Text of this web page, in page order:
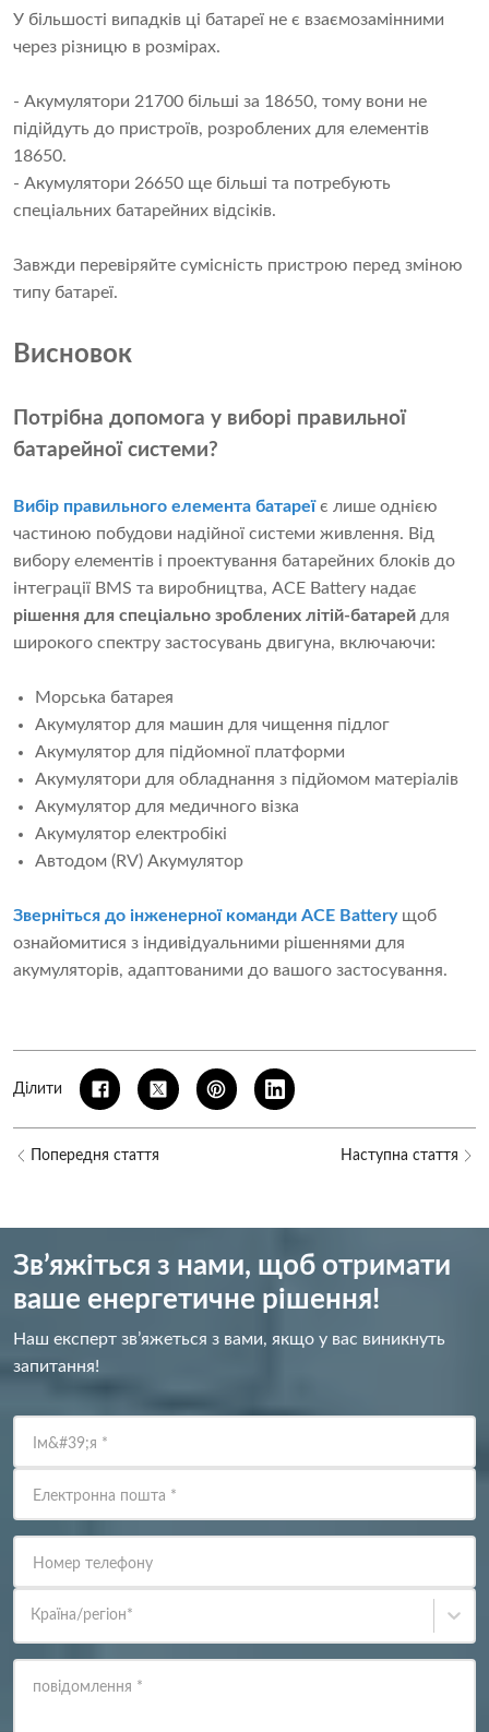
У більшості випадків ці батареї не є взаємозамінними
через різницю в розмірах.
- Акумулятори 21700 більші за 18650, тому вони не
підійдуть до пристроїв, розроблених для елементів
18650.
- Акумулятори 26650 ще більші та потребують
спеціальних батарейних відсіків.
Завжди перевіряйте сумісність пристрою перед зміною
типу батареї.
Висновок
Потрібна допомога у виборі правильної
батарейної системи?
Вибір правильного елемента батареїє лише однією
частиною побудови надійної системи живлення. Від
вибору елементів і проектування батарейних блоків до
інтеграції BMS та виробництва, ACE Battery надає
рішення для спеціально зроблених літій-батарей для
широкого спектру застосувань двигуна, включаючи:
Морська батарея
Акумулятор для машин для чищення підлог
Акумулятор для підйомної платформи
Акумулятори для обладнання з підйомом матеріалів
Акумулятор для медичного візка
Акумулятор електробікі
Автодом (RV) Акумулятор
Зверніться до інженерної команди ACE Batteryщоб
ознайомитися з індивідуальними рішеннями для
акумуляторів, адаптованими до вашого застосування.
Ділити
Попередня стаття Наступна стаття
Зв’яжіться з нами, щоб отримати
ваше енергетичне рішення!
Наш експерт зв’яжеться з вами, якщо у вас виникнуть
запитання!
Ім&#39;я *
Електронна пошта *
Номер телефону
Країна/регіон*
повідомлення *